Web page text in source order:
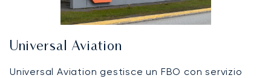
Universal Aviation
Universal Aviation gestisce un FBO con servizio